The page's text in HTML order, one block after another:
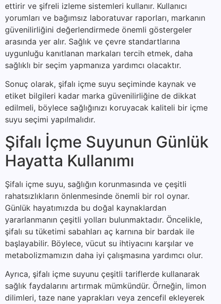
ettirir ve şifreli izleme sistemleri kullanır. Kullanıcı
yorumları ve bağımsız laboratuvar raporları, markanın
güvenilirliğini değerlendirmede önemli göstergeler
arasında yer alır. Sağlık ve çevre standartlarına
uygunluğu kanıtlanan markaları tercih etmek, daha
sağlıklı bir seçim yapmanıza yardımcı olacaktır.
Sonuç olarak, şifalı içme suyu seçiminde kaynak ve
etiket bilgileri kadar marka güvenilirliğine de dikkat
edilmeli, böylece sağlığınızı koruyacak kaliteli bir içme
suyu seçimi yapılmalıdır.
Şifalı İçme Suyunun Günlük
Hayatta Kullanımı
Şifalı içme suyu, sağlığın korunmasında ve çeşitli
rahatsızlıkların önlenmesinde önemli bir rol oynar.
Günlük hayatımızda bu doğal kaynaklardan
yararlanmanın çeşitli yolları bulunmaktadır. Öncelikle,
şifalı su tüketimi sabahları aç karnına bir bardak ile
başlayabilir. Böylece, vücut su ihtiyacını karşılar ve
metabolizmamızın daha iyi çalışmasına yardımcı olur.
Ayrıca, şifalı içme suyunu çeşitli tariflerde kullanarak
sağlık faydalarını artırmak mümkündür. Örneğin, limon
dilimleri, taze nane yaprakları veya zencefil ekleyerek